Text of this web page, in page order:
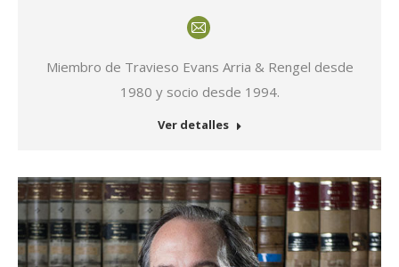
Miembro de Travieso Evans Arria & Rengel desde
1980 y socio desde 1994.
E-
mail
Ver detalles